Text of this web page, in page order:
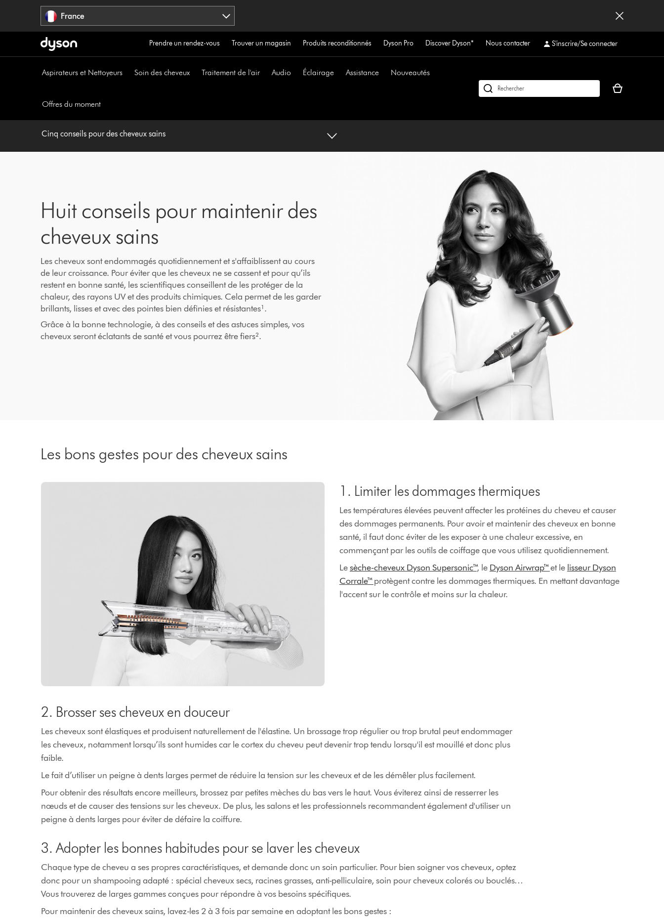
France
Prendre un rendez-vous Trouver un magasin Produits reconditionnés Dyson Pro Discover Dyson* Nous contacter S'inscrire/Se connecter
Aspirateurs et Nettoyeurs Soin des cheveux Traitement de l'air Audio Éclairage Assistance Nouveautés
Offres du moment
Rechercher
Votre
vide
Cinq conseils pour des cheveux sains
Huit conseils pour maintenir des
cheveux sains
Les cheveux sont endommagés quotidiennement et s'affaiblissent au cours
de leur croissance. Pour éviter que les cheveux ne se cassent et pour qu’ils
restent en bonne santé, les scientifiques conseillent de les protéger de la
chaleur, des rayons UV et des produits chimiques. Cela permet de les garder
brillants, lisses et avec des pointes bien définies et résistantes¹.
Grâce à la bonne technologie, à des conseils et des astuces simples, vos
cheveux seront éclatants de santé et vous pourrez être fiers².
Les bons gestes pour des cheveux sains
1. Limiter les dommages thermiques
Les températures élevées peuvent affecter les protéines du cheveu et causer
des dommages permanents. Pour avoir et maintenir des cheveux en bonne
santé, il faut donc éviter de les exposer à une chaleur excessive, en
commençant par les outils de coiffage que vous utilisez quotidiennement.
Lesèche-cheveux Dyson Supersonic™, le Dyson Airwrap™et le lisseur Dyson
Corrale™protègent contre les dommages thermiques. En mettant davantage
l'accent sur le contrôle et moins sur la chaleur.
2. Brosser ses cheveux en douceur
Les cheveux sont élastiques et produisent naturellement de l'élastine. Un brossage trop régulier ou trop brutal peut endommager
les cheveux, notamment lorsqu’ils sont humides car le cortex du cheveu peut devenir trop tendu lorsqu'il est mouillé et donc plus
faible.
Le fait d’utiliser un peigne à dents larges permet de réduire la tension sur les cheveux et de les démêler plus facilement.
Pour obtenir des résultats encore meilleurs, brossez par petites mèches du bas vers le haut. Vous éviterez ainsi de resserrer les
nœuds et de causer des tensions sur les cheveux. De plus, les salons et les professionnels recommandent également d'utiliser un
peigne à dents larges pour éviter de défaire la coiffure.
3. Adopter les bonnes habitudes pour se laver les cheveux
Chaque type de cheveu a ses propres caractéristiques, et demande donc un soin particulier. Pour bien soigner vos cheveux, optez
donc pour un shampooing adapté : spécial cheveux secs, racines grasses, anti-pelliculaire, soin pour cheveux colorés ou bouclés…
Vous trouverez de larges gammes conçues pour répondre à vos besoins spécifiques.
Pour maintenir des cheveux sains, lavez-les 2 à 3 fois par semaine en adoptant les bons gestes :